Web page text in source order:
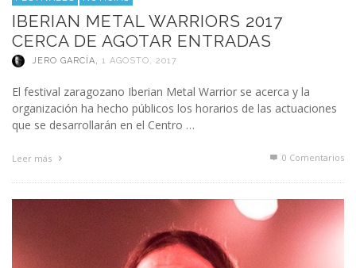
IBERIAN METAL WARRIORS 2017
CERCA DE AGOTAR ENTRADAS
JERO GARCÍA, 1 AGOSTO, 2017
El festival zaragozano Iberian Metal Warrior se acerca y la
organización ha hecho públicos los horarios de las actuaciones
que se desarrollarán en el Centro …
Leer más 0 Comentarios